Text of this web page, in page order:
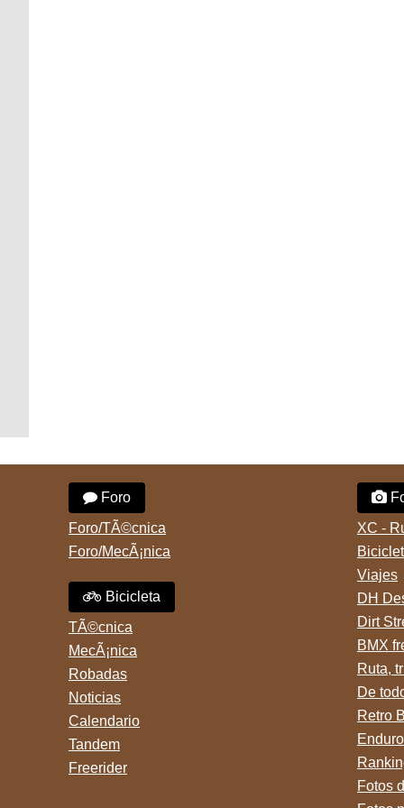
Foro
Foro/TÃ©cnica
Foro/MecÃ¡nica
Bicicleta
TÃ©cnica
MecÃ¡nica
Robadas
Noticias
Calendario
Tandem
Freerider
XC -
Viajes
DH
Dirt
BMX
Ruta,
De
Retro
Fotos